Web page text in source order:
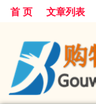
首 页 文章列表